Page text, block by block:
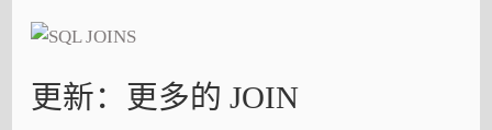
更新：更多的 JOIN